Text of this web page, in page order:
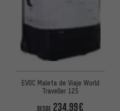
EVOC Maleta de Viaje World
Traveller 125
DESDE 234,99€